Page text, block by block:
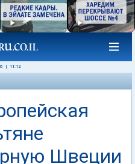
11:12
Швеции